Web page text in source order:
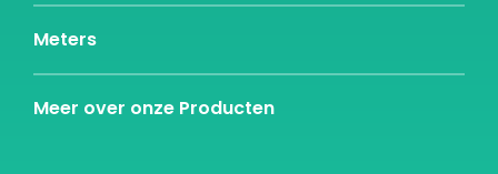
Meters
Meer over onze Producten